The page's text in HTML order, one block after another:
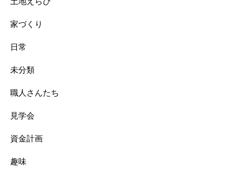
家づくり
日常
未分類
職人さんたち
見学会
資金計画
趣味